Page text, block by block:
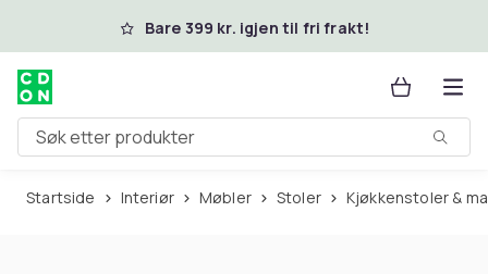
Hopp til hovedinnholdBare 399 kr. igjen til fri frakt!
Søk etter produkter
Startside Interiør Møbler Stoler Kjøkkenstoler &